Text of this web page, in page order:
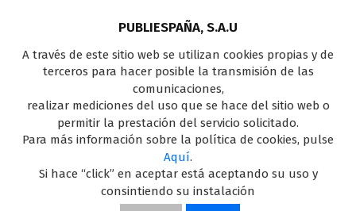
Publiespaña es empresa de Mediaset España
concesionaria del espacio publicitario de sus siete
canales en abierto: Telecinco, Cuatro, Factoría de Ficción,
Boing, Divinity , Energy y Be Mad, así como de una amplia
oferta en el panorama de medios y con una gran
experiencia en la comercialización de diferentes
soportes en Internet y TV Outdoor Digital.
PUBLIESPAÑA, S.A.U
A través de este sitio web se utilizan cookies propias y de
terceros para hacer posible la transmisión de las
comunicaciones,
realizar mediciones del uso que se hace del sitio web o
permitir la prestación del servicio solicitado.
Para más información sobre la política de cookies, pulse
Aquí.
Si hace “click” en aceptar está aceptando su uso y
consintiendo su instalación